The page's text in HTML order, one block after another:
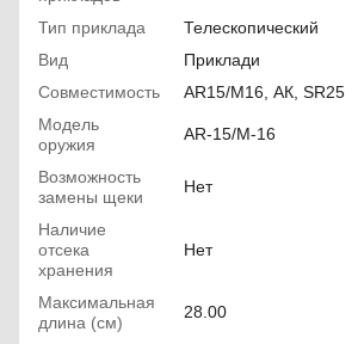
Тип приклада
Телескопический
Вид
Приклади
Совместимость
AR15/M16, АК, SR25
Модель
оружия
AR-15/M-16
Возможность
замены щеки
Нет
Наличие
отсека
хранения
Нет
Максимальная
длина (см)
28.00